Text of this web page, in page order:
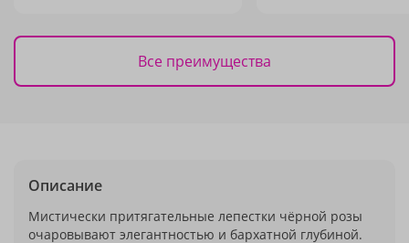
Все преимущества
Описание
Мистически притягательные лепестки чёрной розы
очаровывают элегантностью и бархатной глубиной.